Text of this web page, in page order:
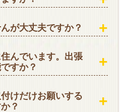
が大丈夫ですか？
んでいます。出張
すか？
けだけお願いする
？